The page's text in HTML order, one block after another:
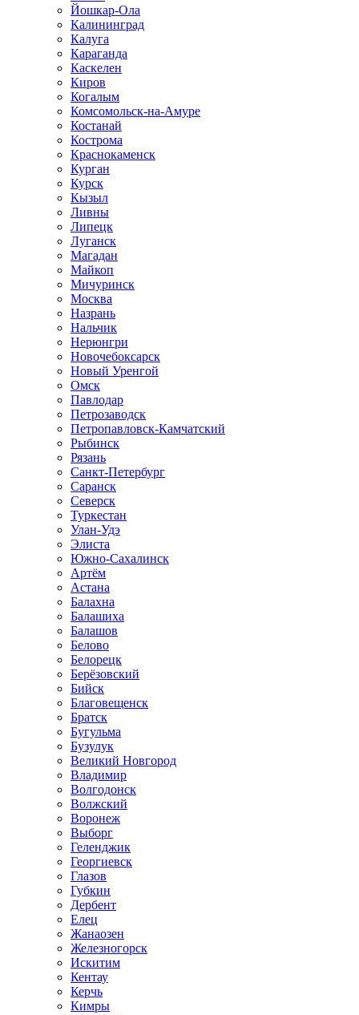
Йошкар-Ола
Калининград
Калуга
Караганда
Каскелен
Киров
Когалым
Комсомольск-на-Амуре
Костанай
Кострома
Краснокаменск
Курган
Курск
Кызыл
Ливны
Липецк
Луганск
Магадан
Майкоп
Мичуринск
Москва
Назрань
Нальчик
Нерюнгри
Новочебоксарск
Новый Уренгой
Омск
Павлодар
Петрозаводск
Петропавловск-Камчатский
Рыбинск
Рязань
Санкт-Петербург
Саранск
Северск
Туркестан
Улан-Удэ
Элиста
Южно-Сахалинск
Артём
Астана
Балахна
Балашиха
Балашов
Белово
Белорецк
Берёзовский
Бийск
Благовещенск
Братск
Бугульма
Бузулук
Великий Новгород
Владимир
Волгодонск
Волжский
Воронеж
Выборг
Геленджик
Георгиевск
Глазов
Губкин
Дербент
Елец
Жанаозен
Железногорск
Искитим
Кентау
Керчь
Кимры